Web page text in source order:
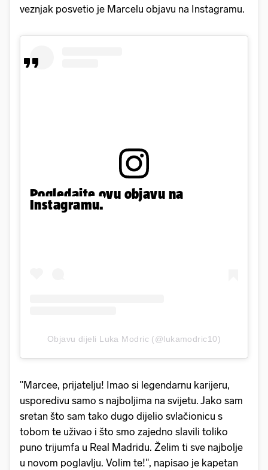
veznjak posvetio je Marcelu objavu na Instagramu.
Pogledajte ovu objavu na
Instagramu.
Objavu dijeli Luka Modric (@lukamodric10)
"Marcee, prijatelju! Imao si legendarnu karijeru,
usporedivu samo s najboljima na svijetu. Jako sam
sretan što sam tako dugo dijelio svlačionicu s
tobom te uživao i što smo zajedno slavili toliko
puno trijumfa u Real Madridu. Želim ti sve najbolje
u novom poglavlju. Volim te!", napisao je kapetan